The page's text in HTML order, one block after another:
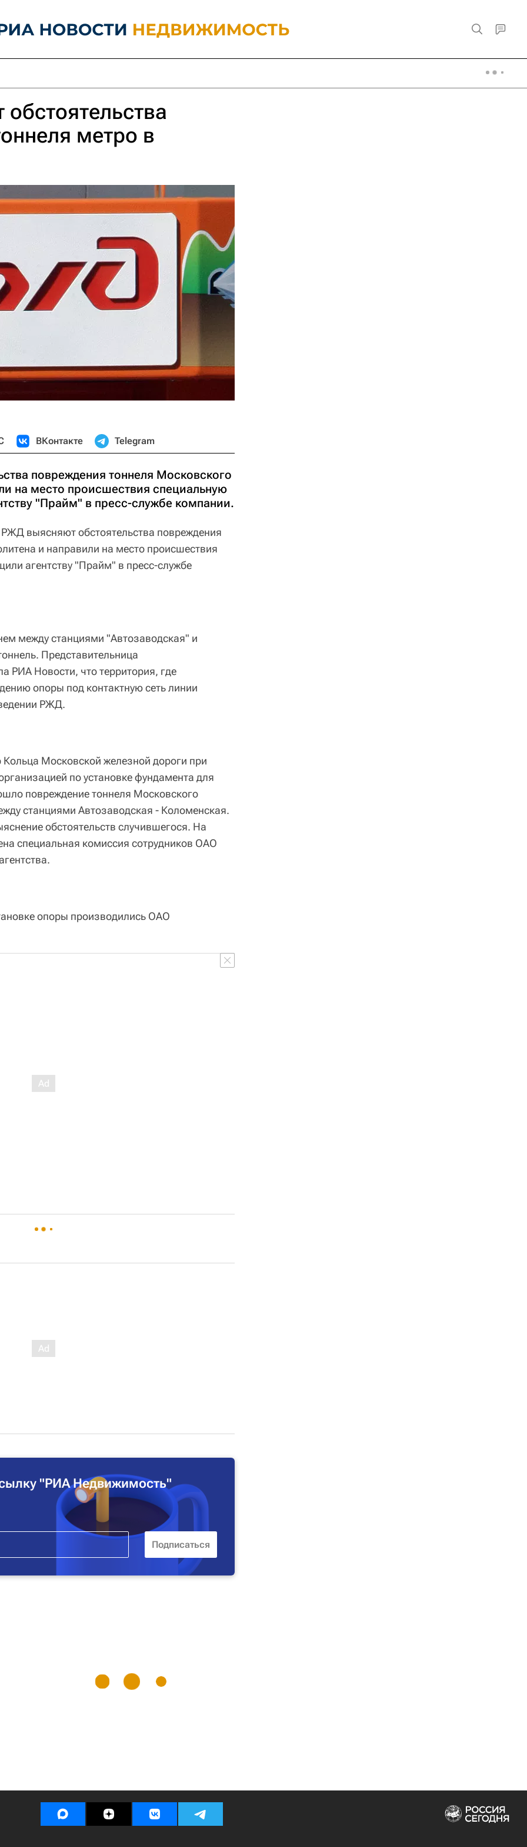
метро в
ВКонтакте Telegram
повреждения тоннеля Московского
на место происшествия специальную
"Прайм" в пресс-службе компании.
РЖД выясняют обстоятельства повреждения
и направили на место происшествия
агентству "Прайм" в пресс-службе
между станциями "Автозаводская" и
Представительница
РИА Новости, что территория, где
опоры под контактную сеть линии
РЖД.
Московской железной дороги при
по установке фундамента для
повреждение тоннеля Московского
станциями Автозаводская - Коломенская.
обстоятельств случившегося. На
специальная комиссия сотрудников ОАО
опоры производились ОАО
"РИА Недвижимость"